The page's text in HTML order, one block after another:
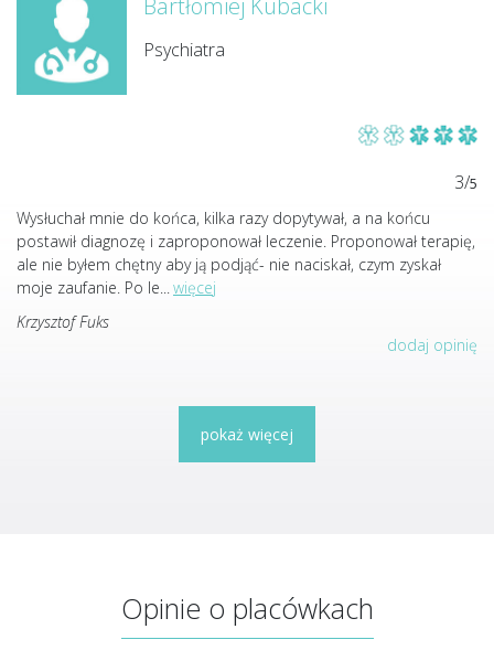
Psychiatra
3/5
Wysłuchał mnie do końca, kilka razy dopytywał, a na końcu
postawił diagnozę i zaproponował leczenie. Proponował terapię,
ale nie byłem chętny aby ją podjąć- nie naciskał, czym zyskał
moje zaufanie. Po le...więcej
Krzysztof Fuks
dodaj opinię
pokaż więcej
Opinie o placówkach